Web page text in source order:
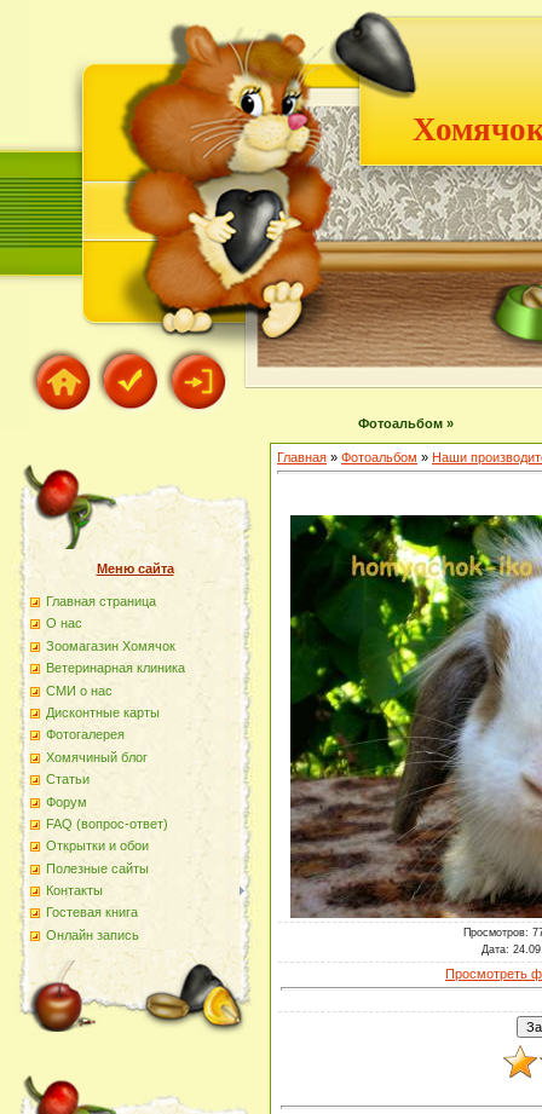
Фотоальбом »
Меню сайта
Главная страница
О наc
Зоомагазин Хомячок
Ветеринарная клиника
СМИ о нас
Дисконтные карты
Фотогалерея
Хомячиный блог
Статьи
Форум
FAQ (вопрос-ответ)
Открытки и обои
Полезные сайты
Контакты
Гостевая книга
Онлайн запись
Главная » Фотоальбом » Наши
Просмотров:
Дата:
Просмотреть